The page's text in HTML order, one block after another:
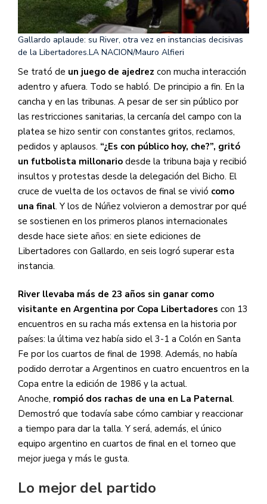
Gallardo aplaude: su River, otra vez en instancias decisivas
de la Libertadores.LA NACION/Mauro Alfieri
Se trató de un juego de ajedrez con mucha interacción
adentro y afuera. Todo se habló. De principio a fin. En la
cancha y en las tribunas. A pesar de ser sin público por
las restricciones sanitarias, la cercanía del campo con la
platea se hizo sentir con constantes gritos, reclamos,
pedidos y aplausos. “¿Es con público hoy, che?”, gritó
un futbolista millonario desde la tribuna baja y recibió
insultos y protestas desde la delegación del Bicho. El
cruce de vuelta de los octavos de final se vivió como
una final. Y los de Núñez volvieron a demostrar por qué
se sostienen en los primeros planos internacionales
desde hace siete años: en siete ediciones de
Libertadores con Gallardo, en seis logró superar esta
instancia.
River llevaba más de 23 años sin ganar como
visitante en Argentina por Copa Libertadores con 13
encuentros en su racha más extensa en la historia por
países: la última vez había sido el 3-1 a Colón en Santa
Fe por los cuartos de final de 1998. Además, no había
podido derrotar a Argentinos en cuatro encuentros en la
Copa entre la edición de 1986 y la actual.
Anoche, rompió dos rachas de una en La Paternal.
Demostró que todavía sabe cómo cambiar y reaccionar
a tiempo para dar la talla. Y será, además, el único
equipo argentino en cuartos de final en el torneo que
mejor juega y más le gusta.
Lo mejor del partido